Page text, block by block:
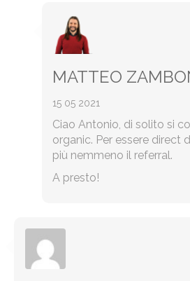
MATTEO
15 05 2021
Ciao Antonio, di solito si
organic. Per essere direct
più nemmeno il referral.
A presto!